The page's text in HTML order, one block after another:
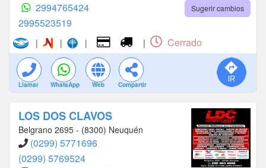
2994765424
2995523519
Sugerir cambios
| | | | Cerrado
Llamar WhatsApp Web Compartir
LOS DOS CLAVOS
Belgrano 2695 - (8300) Neuquén
(0299) 5771696
(0299) 5769524